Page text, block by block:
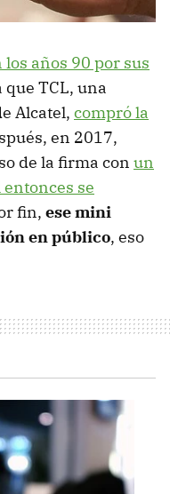
los años 90 por sus
que TCL, una
Alcatel, compró la
en 2017,
de la firma con un
se
fin, ese mini
en público, eso